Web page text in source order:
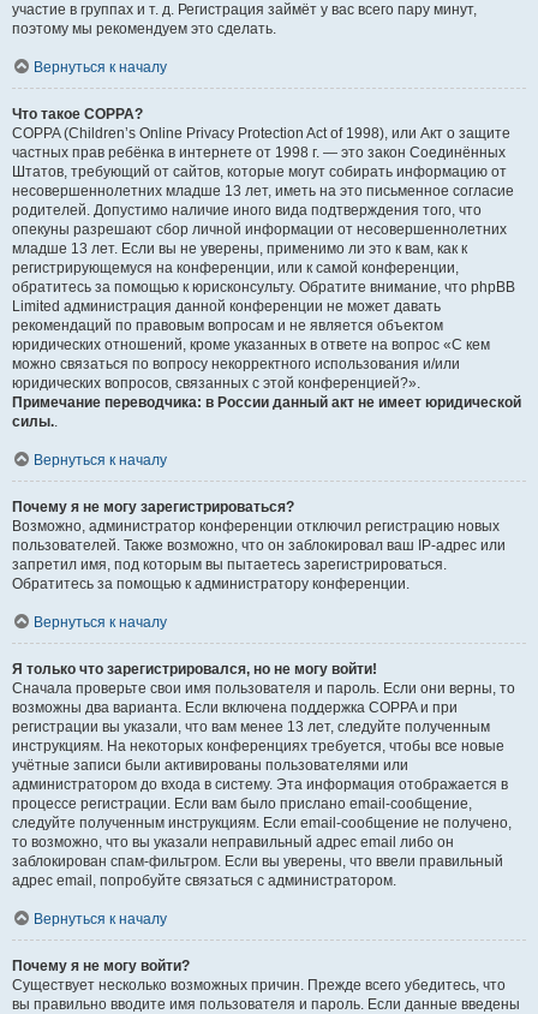
участие в группах и т. д. Регистрация займёт у вас всего пару минут,
поэтому мы рекомендуем это сделать.
Вернуться к началу
Что такое COPPA?
COPPA (Children’s Online Privacy Protection Act of 1998), или Акт о защите
частных прав ребёнка в интернете от 1998 г. — это закон Соединённых
Штатов, требующий от сайтов, которые могут собирать информацию от
несовершеннолетних младше 13 лет, иметь на это письменное согласие
родителей. Допустимо наличие иного вида подтверждения того, что
опекуны разрешают сбор личной информации от несовершеннолетних
младше 13 лет. Если вы не уверены, применимо ли это к вам, как к
регистрирующемуся на конференции, или к самой конференции,
обратитесь за помощью к юрисконсульту. Обратите внимание, что phpBB
Limited администрация данной конференции не может давать
рекомендаций по правовым вопросам и не является объектом
юридических отношений, кроме указанных в ответе на вопрос «С кем
можно связаться по вопросу некорректного использования и/или
юридических вопросов, связанных с этой конференцией?».
Примечание переводчика: в России данный акт не имеет юридической
силы..
Вернуться к началу
Почему я не могу зарегистрироваться?
Возможно, администратор конференции отключил регистрацию новых
пользователей. Также возможно, что он заблокировал ваш IP-адрес или
запретил имя, под которым вы пытаетесь зарегистрироваться.
Обратитесь за помощью к администратору конференции.
Вернуться к началу
Я только что зарегистрировался, но не могу войти!
Сначала проверьте свои имя пользователя и пароль. Если они верны, то
возможны два варианта. Если включена поддержка COPPA и при
регистрации вы указали, что вам менее 13 лет, следуйте полученным
инструкциям. На некоторых конференциях требуется, чтобы все новые
учётные записи были активированы пользователями или
администратором до входа в систему. Эта информация отображается в
процессе регистрации. Если вам было прислано email-сообщение,
следуйте полученным инструкциям. Если email-сообщение не получено,
то возможно, что вы указали неправильный адрес email либо он
заблокирован спам-фильтром. Если вы уверены, что ввели правильный
адрес email, попробуйте связаться с администратором.
Вернуться к началу
Почему я не могу войти?
Существует несколько возможных причин. Прежде всего убедитесь, что
вы правильно вводите имя пользователя и пароль. Если данные введены